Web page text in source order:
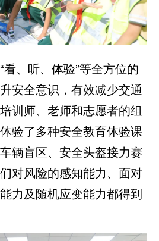
、听、体验”等全方位的
安全意识，有效减少交通
训师、老师和志愿者的组
验了多种安全教育体验课
辆盲区、安全头盔接力赛
对风险的感知能力、面对
力及随机应变能力都得到